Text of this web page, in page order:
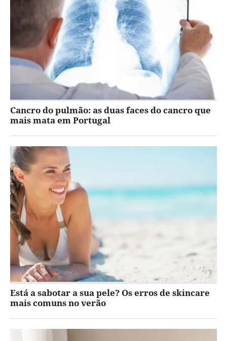
Cancro do pulmão: as duas faces do cancro que
mais mata em Portugal
Está a sabotar a sua pele? Os erros de skincare
mais comuns no verão